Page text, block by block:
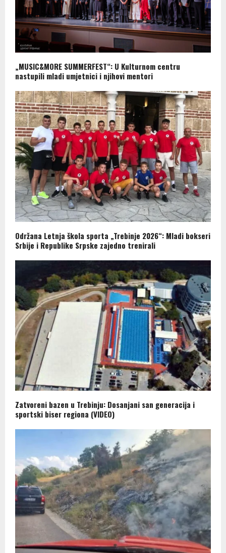
„MUSIC&MORE SUMMERFEST“: U Kulturnom centru
nastupili mladi umjetnici i njihovi mentori
Održana Letnja škola sporta „Trebinje 2026“: Mladi bokseri
Srbije i Republike Srpske zajedno trenirali
Zatvoreni bazen u Trebinju: Dosanjani san generacija i
sportski biser regiona (VIDEO)